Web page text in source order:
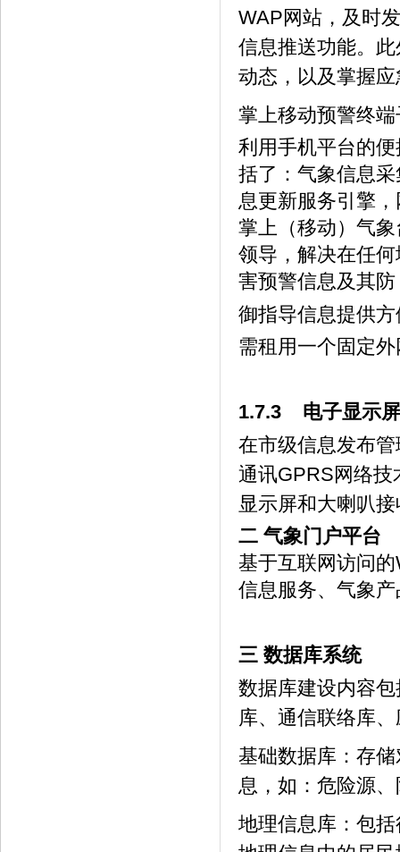
WAP网站，及时
信息推送功能。
动态，以及掌握
掌上移动预警终
利用手机平台的
括了：气象信息
息更新服务引擎
掌上（移动）气
领导，解决在任
害预警信息及其防
御指导信息提供
需租用一个固定
1.7.3 电子显示
在市级信息发布
通讯GPRS网络技
显示屏和大喇叭
二 气象门户平台
基于互联网访问
信息服务、气象
三 数据库系统
数据库建设内容
库、通信联络库
基础数据库：存
息，如：危险源
地理信息库：包